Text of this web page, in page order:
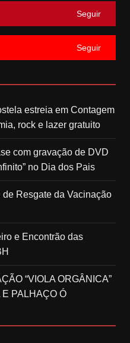
Seguir
Seguir
estreia em Contagem
rock e lazer gratuito
com gravação de DVD
no Dia dos Pais
Resgate da Vacinação
e Encontrão das
“VIOLA ORGÂNICA”
PALHAÇO Ó